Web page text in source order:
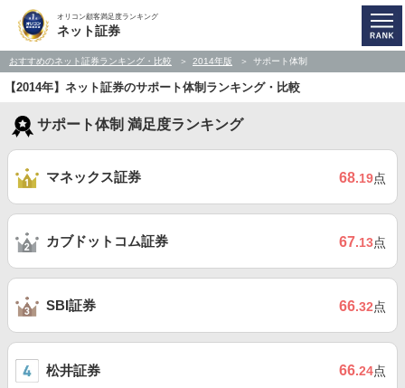
オリコン顧客満足度ランキング
ネット証券
おすすめのネット証券ランキング・比較 2014年版 サポート体制
【2014年】ネット証券のサポート体制ランキング・比較
サポート体制 満足度ランキング
マネックス証券 68.19点
カブドットコム証券 67.13点
SBI証券 66.32点
松井証券 66.24点